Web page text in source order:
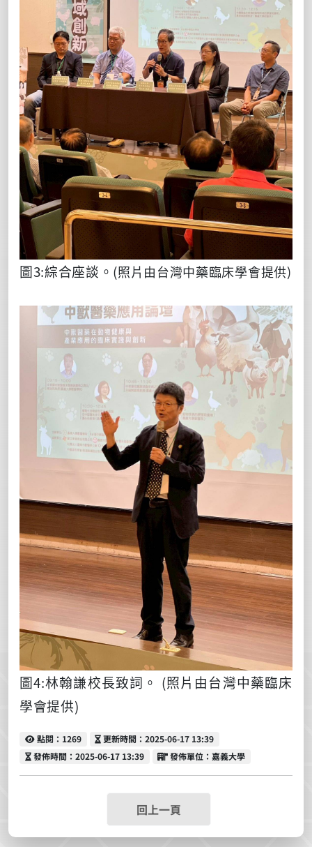
圖3:綜合座談。 (照片由台灣中藥臨床學會提供)
圖4:林翰謙校長致詞。 (照片由台灣中藥臨床
學會提供)
點閱
點閱：1269 更新時間
更新時間：2025-06-17 13:39
發佈時間
發佈時間：2025-06-17 13:39 發佈單位
發佈單位：嘉義大學
回上一頁